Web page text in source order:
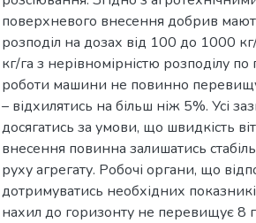
поверхневого внесення добрив
розподіл на дозах від 100 до 1000
кг/га з нерівномірністю розподілу
роботи машини не повинно
– відхилятись на більш ніж 5%. Усі
досягатись за умови, що швидкість
внесення повинна залишатись
руху агрегату. Робочі органи, що
дотримуватись необхідних
нахил до горизонту не перевищує 8